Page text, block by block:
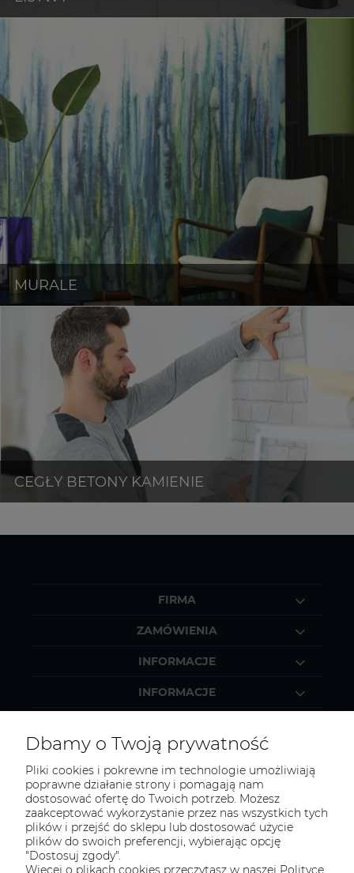
FIRMA
ZAMÓWIENIA
INFORMACJE
INFORMACJE
KONTAKT
Zapraszamy do kontaktu:
telefonicznie od 11:00 do 16:00
Dbamy o Twoją prywatność
Pliki cookies i pokrewne im technologie umożliwiają
poprawne działanie strony i pomagają nam
dostosować ofertę do Twoich potrzeb. Możesz
zaakceptować wykorzystanie przez nas wszystkich tych
plików i przejść do sklepu lub dostosować użycie
plików do swoich preferencji, wybierając opcję
"Dostosuj zgody".
Więcej o plikach cookies przeczytasz w naszej Polityce